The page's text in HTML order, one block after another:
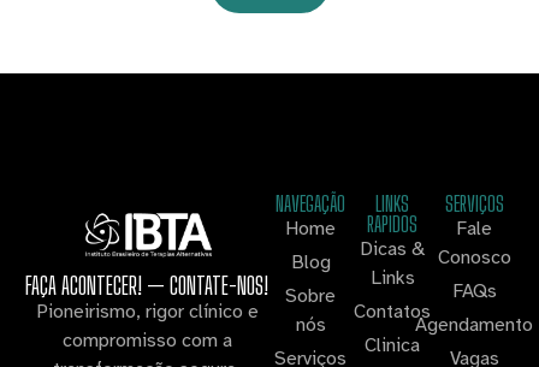
FAÇA ACONTECER! — CONTATE-NOS!
Pioneirismo, rigor clínico e
compromisso com a
NAVEGAÇÃO
Home
Blog
Sobre
nós
Serviços
LINKS
RAPIDOS
Dicas &
Links
Contatos
Clinica
SERVIÇOS
Fale
Conosco
FAQs
Agendamento
Vagas